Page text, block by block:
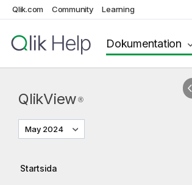
Qlik.com Community Learning
Dokumentation
QlikView ®
May 2024
Startsida